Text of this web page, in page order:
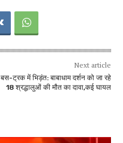
Next article
बस-ट्रक में भिड़ंत: बाबाधाम दर्शन को जा रहे
18 श्रद्धालुओं की मौत का दावा,कई घायल